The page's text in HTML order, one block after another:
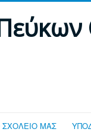
ΣΧΟΛΕΙΟ ΜΑΣ